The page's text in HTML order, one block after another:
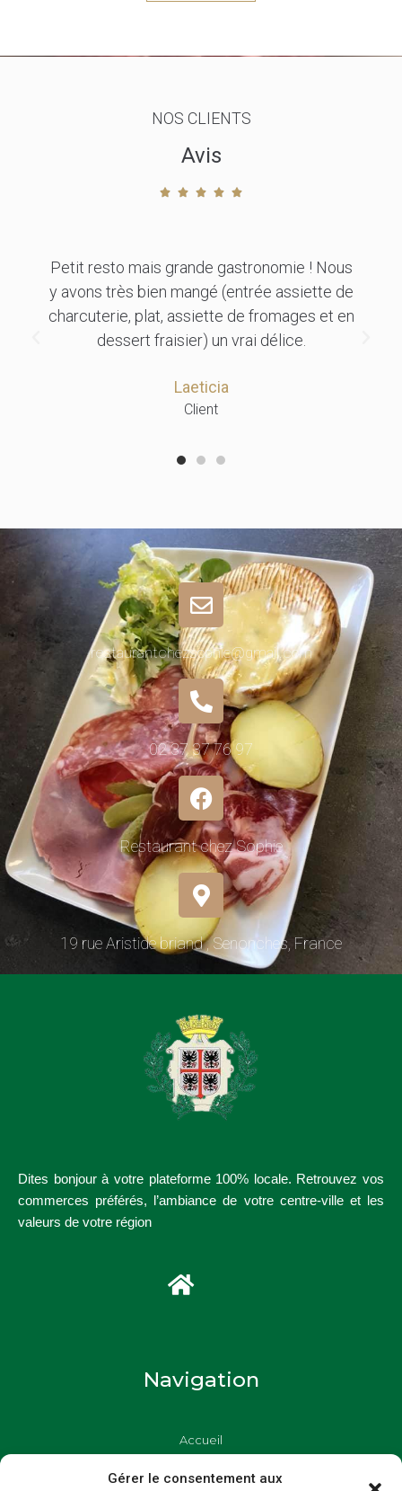
Gérer le consentement aux
NOS CLIENTS
Avis
    
Super restaurant il faut vraiment y manger !
Kassandra
Client
restaurantchezsophie@gmail.com
02 37 37 76 97
Restaurant chez Sophie
19 rue Aristide briand , Senonches, France
Dites bonjour à votre plateforme 100% locale. Retrouvez vos
commerces préférés, l’ambiance de votre centre-ville et les
valeurs de votre région
Navigation
Accueil
Commerçants